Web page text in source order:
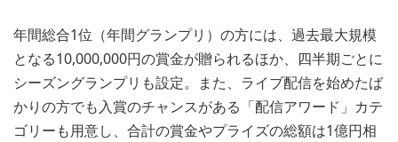
年間総合1位（年間グランプリ）の方には、過去最大規模
となる10,000,000円の賞金が贈られるほか、四半期ごとに
シーズングランプリも設定。また、ライブ配信を始めたば
かりの方でも入賞のチャンスがある「配信アワード」カテ
ゴリーも用意し、合計の賞金やプライズの総額は1億円相